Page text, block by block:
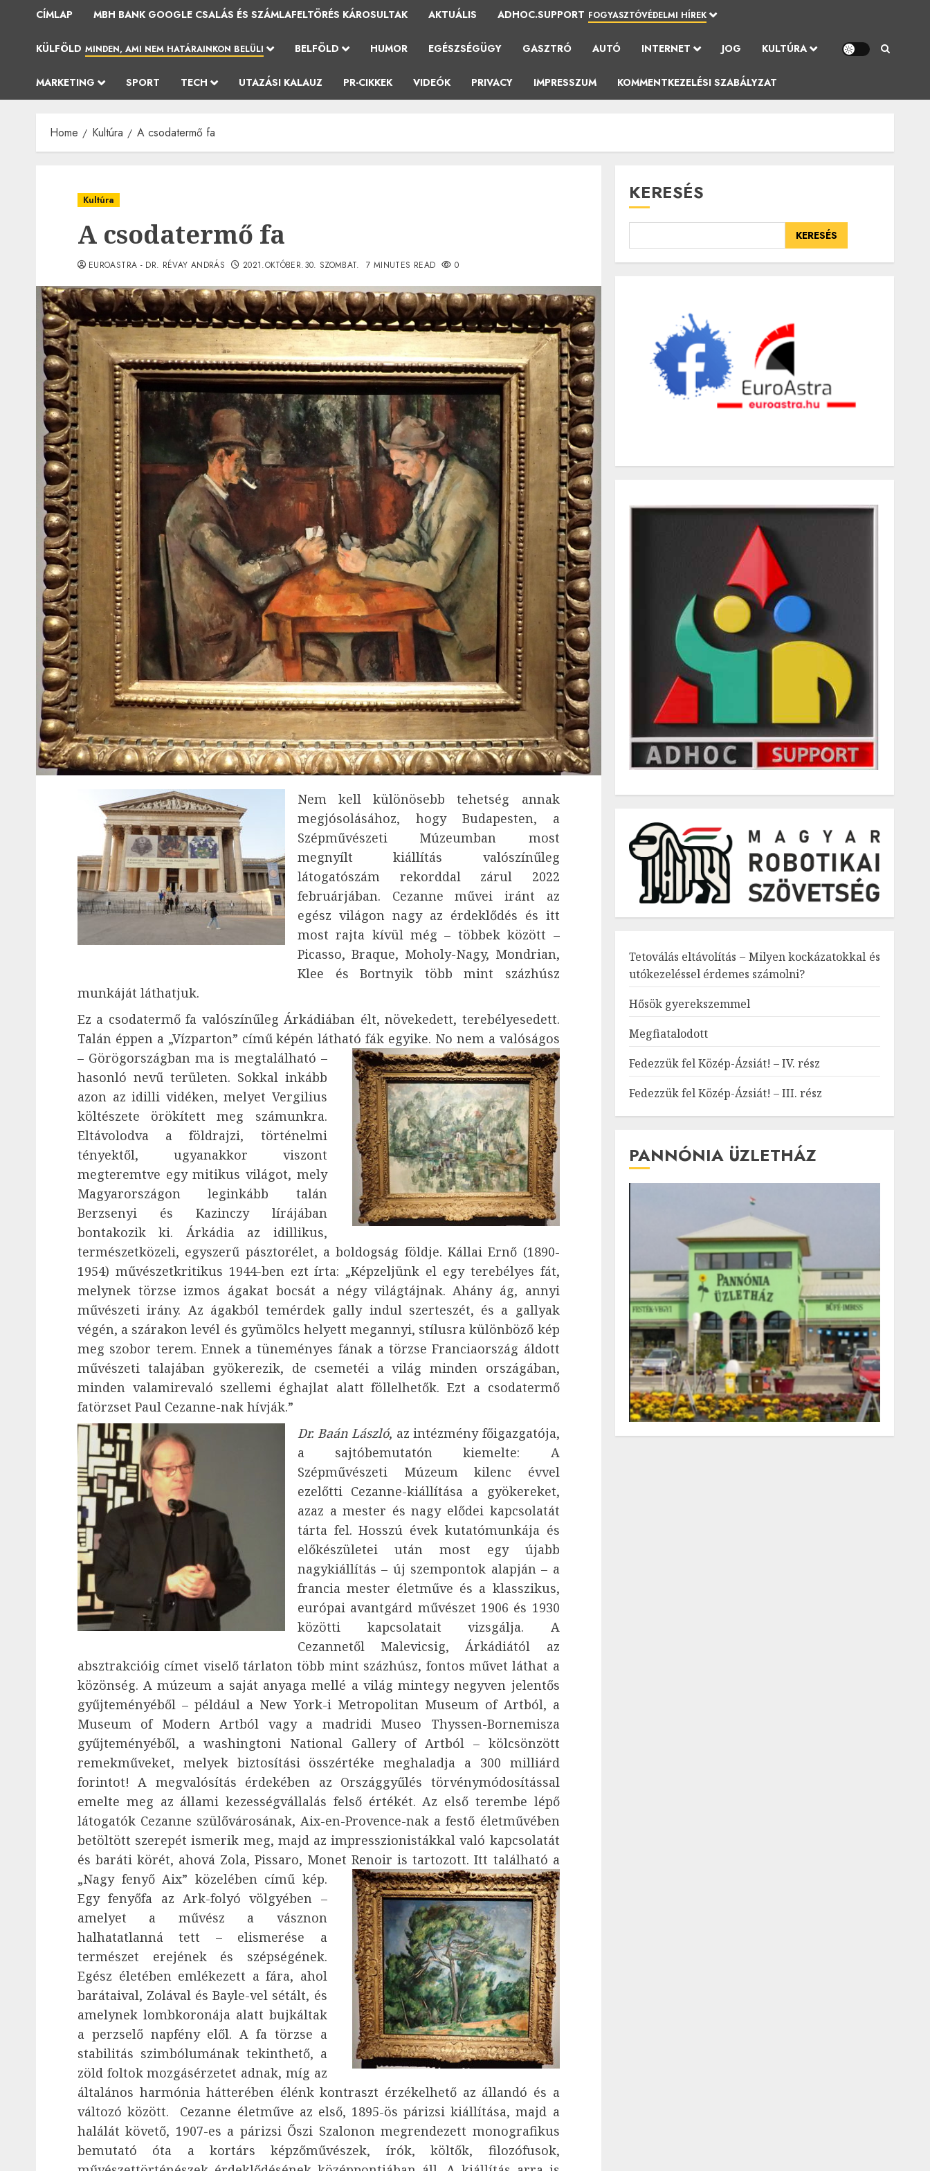
CÍMLAP MBH BANK GOOGLE CSALÁS ÉS SZÁMLAFELTÖRÉS KÁROSULTAK AKTUÁLIS ADHOC.SUPPORT FOGYASZTÓVÉDELMI HÍREK
KÜLFÖLD MINDEN, AMI NEM HATÁRAINKON BELÜLI BELFÖLD HUMOR EGÉSZSÉGÜGY GASZTRÓ AUTÓ INTERNET JOG KULTÚRA
MARKETING SPORT TECH UTAZÁSI KALAUZ PR-CIKKEK VIDEÓK PRIVACY IMPRESSZUM KOMMENTKEZELÉSI SZABÁLYZAT
Home Kultúra A csodatermő fa
Kultúra
A csodatermő fa
EUROASTRA - DR. RÉVAY ANDRÁS 2021.OKTÓBER.30. SZOMBAT. 7 MINUTES READ 0
Nem kell különösebb tehetség annak
megjósolásához, hogy Budapesten, a
Szépművészeti Múzeumban most
megnyílt kiállítás valószínűleg
látogatószám rekorddal zárul 2022
februárjában. Cezanne művei iránt az
egész világon nagy az érdeklődés és itt
most rajta kívül még – többek között –
Picasso, Braque, Moholy-Nagy, Mondrian,
Klee és Bortnyik több mint százhúsz
munkáját láthatjuk.
Ez a csodatermő fa valószínűleg Árkádiában élt, növekedett, terebélyesedett.
Talán éppen a „Vízparton” című képén látható fák egyike. No nem a valóságos
– Görögországban ma is megtalálható –
hasonló nevű területen. Sokkal inkább
azon az idilli vidéken, melyet Vergilius
költészete örökített meg számunkra.
Eltávolodva a földrajzi, történelmi
tényektől, ugyanakkor viszont
megteremtve egy mitikus világot, mely
Magyarországon leginkább talán
Berzsenyi és Kazinczy lírájában
bontakozik ki. Árkádia az idillikus,
természetközeli, egyszerű pásztorélet, a boldogság földje. Kállai Ernő (1890-
1954) művészetkritikus 1944-ben ezt írta: „Képzeljünk el egy terebélyes fát,
melynek törzse izmos ágakat bocsát a négy világtájnak. Ahány ág, annyi
művészeti irány. Az ágakból temérdek gally indul szerteszét, és a gallyak
végén, a szárakon levél és gyümölcs helyett megannyi, stílusra különböző kép
meg szobor terem. Ennek a tüneményes fának a törzse Franciaország áldott
művészeti talajában gyökerezik, de csemetéi a világ minden országában,
minden valamirevaló szellemi éghajlat alatt föllelhetők. Ezt a csodatermő
fatörzset Paul Cezanne-nak hívják.”
Dr. Baán László, az intézmény főigazgatója,
a sajtóbemutatón kiemelte: A
Szépművészeti Múzeum kilenc évvel
ezelőtti Cezanne-kiállítása a gyökereket,
azaz a mester és nagy elődei kapcsolatát
tárta fel. Hosszú évek kutatómunkája és
előkészületei után most egy újabb
nagykiállítás – új szempontok alapján – a
francia mester életműve és a klasszikus,
európai avantgárd művészet 1906 és 1930
közötti kapcsolatait vizsgálja. A
Cezannetől Malevicsig, Árkádiától az
absztrakcióig címet viselő tárlaton több mint százhúsz, fontos művet láthat a
közönség. A múzeum a saját anyaga mellé a világ mintegy negyven jelentős
gyűjteményéből – például a New York-i Metropolitan Museum of Artból, a
Museum of Modern Artból vagy a madridi Museo Thyssen-Bornemisza
gyűjteményéből, a washingtoni National Gallery of Artból – kölcsönzött
remekműveket, melyek biztosítási összértéke meghaladja a 300 milliárd
forintot! A megvalósítás érdekében az Országgyűlés törvénymódosítással
emelte meg az állami kezességvállalás felső értékét. Az első terembe lépő
látogatók Cezanne szülővárosának, Aix-en-Provence-nak a festő életművében
betöltött szerepét ismerik meg, majd az impresszionistákkal való kapcsolatát
és baráti körét, ahová Zola, Pissaro, Monet Renoir is tartozott.Itt található a
„Nagy fenyő Aix” közelében című kép.
Egy fenyőfa az Ark-folyó völgyében –
amelyet a művész a vásznon
halhatatlanná tett – elismerése a
természet erejének és szépségének.
Egész életében emlékezett a fára, ahol
barátaival, Zolával és Bayle-vel sétált, és
amelynek lombkoronája alatt bujkáltak
a perzselő napfény elől. A fa törzse a
stabilitás szimbólumának tekinthető, a
zöld foltok mozgásérzetet adnak, míg az
általános harmónia hátterében élénk kontraszt érzékelhető az állandó és a
változó között. Cezanne életműve az első, 1895-ös párizsi kiállítása, majd a
halálát követő, 1907-es a párizsi Őszi Szalonon megrendezett monografikus
bemutató óta a kortárs képzőművészek, írók, költők, filozófusok,
KERESÉS
KERESÉS
Tetoválás eltávolítás – Milyen kockázatokkal és
utókezeléssel érdemes számolni?
Hősök gyerekszemmel
Megfiatalodott
Fedezzük fel Közép-Ázsiát! – IV. rész
Fedezzük fel Közép-Ázsiát! – III. rész
PANNÓNIA ÜZLETHÁZ